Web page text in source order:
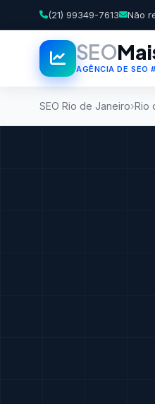
(21) 99349-7613 Não
SEO
AGÊNCIA DE SEO
SEO Rio de Janeiro Rio